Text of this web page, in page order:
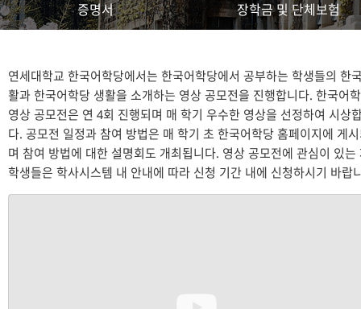
증명서 장학금 및 단체보험
연세대학교 한국어학당에서는 한국어학당에서 공부하는 학생들의 한
활과 한국어학당 생활을 소개하는 영상 공모전을 진행합니다. 한국어
영상 공모전은 연 4회 진행되며 매 학기 우수한 영상을 선정하여 시상
다. 공모전 일정과 참여 방법은 매 학기 초 한국어학당 홈페이지에 게
며 참여 방법에 대한 설명회도 개최됩니다. 영상 공모전에 관심이 있는
학생들은 학사시스템 내 안내에 따라 신청 기간 내에 신청하시기 바랍